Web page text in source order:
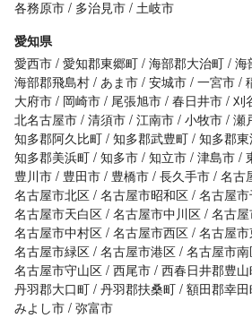
各務原市
多治見市 土岐市
愛知県
愛西市 愛知郡東郷町 海部郡大治町 海
海部郡飛島村 あま市 安城市 一宮市
大府市
岡崎市 尾張旭市 春日井市 刈
北名古屋市 清須市 江南市 小牧市 瀬
知多郡阿久比町 知多郡武豊町 知多郡
知多郡美浜町 知多市 知立市 津島市
豊川市
豊田市 豊橋市 長久手市 名古
名古屋市北区 名古屋市昭和区 名古屋
名古屋市天白区 名古屋市中川区 名古
名古屋市中村区 名古屋市西区 名古屋
名古屋市緑区 名古屋市港区 名古屋市
名古屋市守山区 西尾市 西春日井郡豊
丹羽郡大口町 丹羽郡扶桑町 額田郡幸
みよし市 弥富市